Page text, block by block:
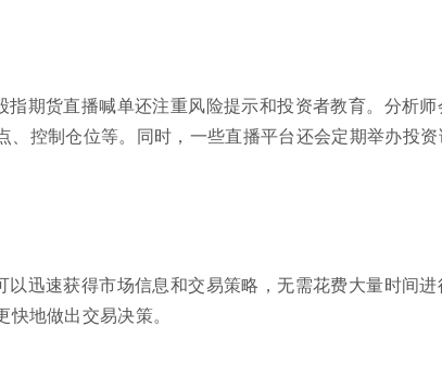
指期货直播喊单还注重风险提示和投资者教育。分析
、控制仓位等。同时，一些直播平台还会定期举办投
以迅速获得市场信息和交易策略，无需花费大量时间
地做出交易决策。